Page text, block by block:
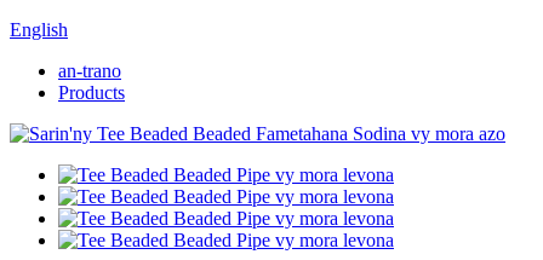
English
an-trano
Products